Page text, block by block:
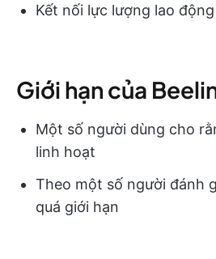
Kết nối lực lượng lao
Giới hạn của
Một số người dùng cho
linh hoạt
Theo một số người đánh
quá giới hạn